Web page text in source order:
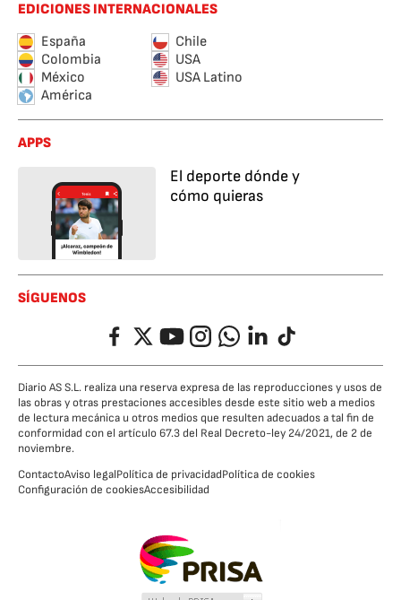
EDICIONES INTERNACIONALES
España
Chile
Colombia
USA
México
USA Latino
América
APPS
El deporte dónde y
cómo quieras
SÍGUENOS
FacebookTwitterYouTubeInstagramWhatsappLinkedIn
TikTok
Diario AS S.L. realiza una reserva expresa de las reproducciones y usos de
las obras y otras prestaciones accesibles desde este sitio web a medios
de lectura mecánica u otros medios que resulten adecuados a tal fin de
conformidad con el artículo 67.3 del Real Decreto-ley 24/2021, de 2 de
noviembre.
ContactoAviso legalPolítica de privacidadPolítica de cookies
Configuración de cookiesAccesibilidad